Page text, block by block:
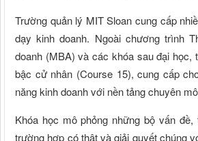
Trường quản lý MIT Sloan cung cấp
dạy kinh doanh. Ngoài chương trình
doanh (MBA) và các khóa sau đại học,
bậc cử nhân (Course 15), cung cấp
năng kinh doanh với nền tảng chuyên
Khóa học mô phỏng những bộ vấn đề,
trường hợp có thật và giải quyết chúng